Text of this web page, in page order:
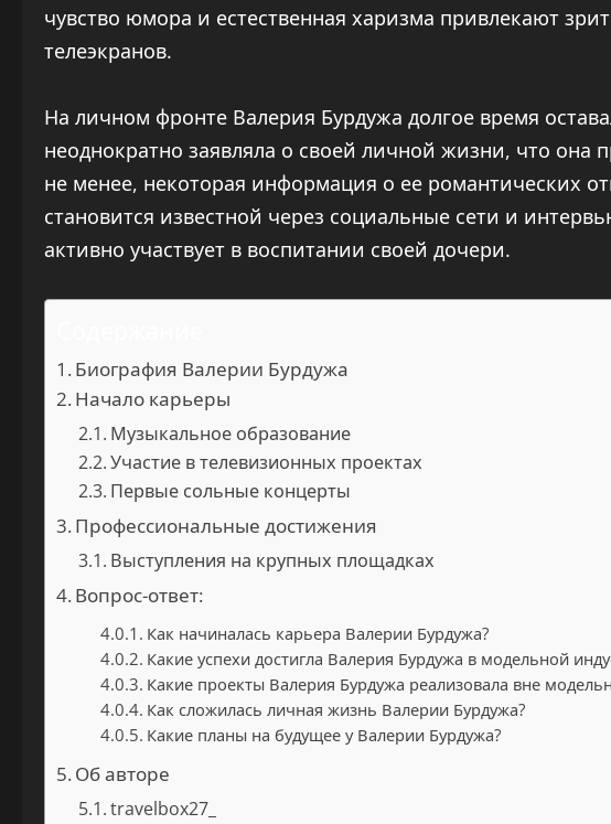
чувство юмора и естественная харизма привлекают
телеэкранов.
На личном фронте Валерия Бурдужа долгое время
неоднократно заявляла о своей личной жизни, что она
не менее, некоторая информация о ее романтических
становится известной через социальные сети и
активно участвует в воспитании своей дочери.
Биография Валерии Бурдужа
Начало карьеры
Музыкальное образование
Участие в телевизионных проектах
Первые сольные концерты
Профессиональные достижения
Выступления на крупных площадках
Вопрос-ответ:
Как начиналась карьера Валерии Бурдужа?
Какие успехи достигла Валерия Бурдужа в модельной
Какие проекты Валерия Бурдужа реализовала вне
Как сложилась личная жизнь Валерии Бурдужа?
Какие планы на будущее у Валерии Бурдужа?
Об авторе
travelbox27_